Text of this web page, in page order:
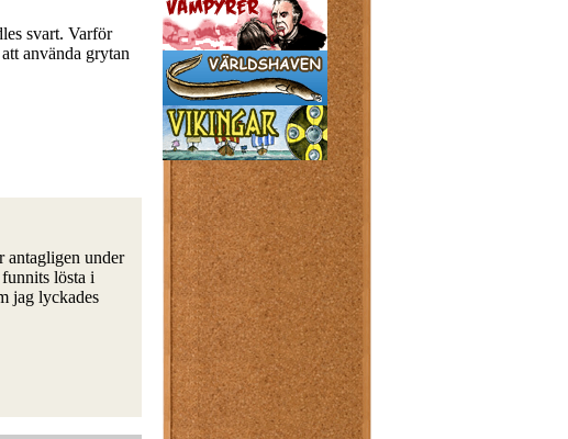
svart. Varför
använda grytan
antagligen under
lösta i
jag lyckades